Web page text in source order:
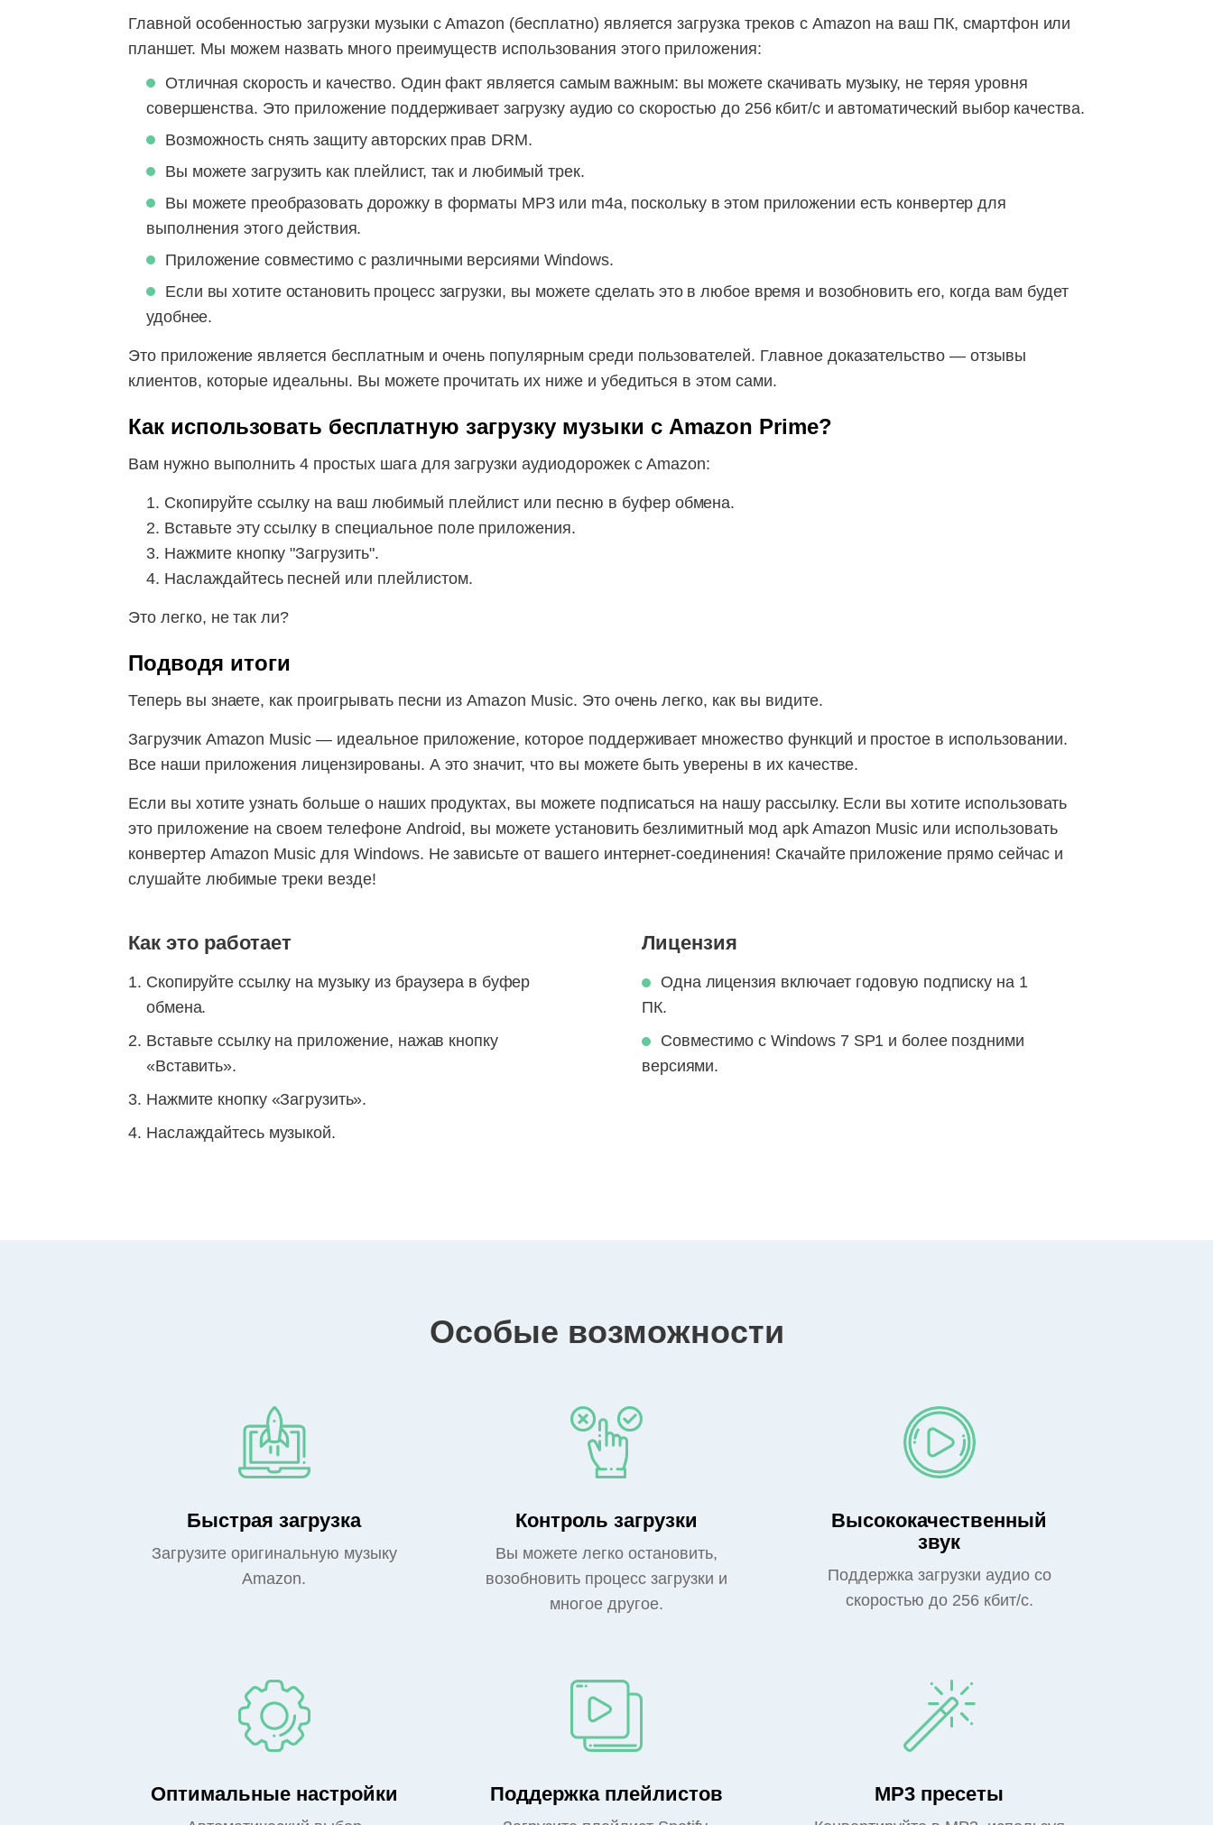
Главной особенностью загрузки музыки с Amazon (бесплатно) является загрузка треков с Amazon на ваш ПК, смартфон или
планшет. Мы можем назвать много преимуществ использования этого приложения:
Отличная скорость и качество. Один факт является самым важным: вы можете скачивать музыку, не теряя уровня
совершенства. Это приложение поддерживает загрузку аудио со скоростью до 256 кбит/с и автоматический выбор качества.
Возможность снять защиту авторских прав DRM.
Вы можете загрузить как плейлист, так и любимый трек.
Вы можете преобразовать дорожку в форматы MP3 или m4a, поскольку в этом приложении есть конвертер для
выполнения этого действия.
Приложение совместимо с различными версиями Windows.
Если вы хотите остановить процесс загрузки, вы можете сделать это в любое время и возобновить его, когда вам будет
удобнее.
Это приложение является бесплатным и очень популярным среди пользователей. Главное доказательство — отзывы
клиентов, которые идеальны. Вы можете прочитать их ниже и убедиться в этом сами.
Как использовать бесплатную загрузку музыки с Amazon Prime?
Вам нужно выполнить 4 простых шага для загрузки аудиодорожек с Amazon:
Скопируйте ссылку на ваш любимый плейлист или песню в буфер обмена.
Вставьте эту ссылку в специальное поле приложения.
Нажмите кнопку "Загрузить".
Наслаждайтесь песней или плейлистом.
Это легко, не так ли?
Подводя итоги
Теперь вы знаете, как проигрывать песни из Amazon Music. Это очень легко, как вы видите.
Загрузчик Amazon Music — идеальное приложение, которое поддерживает множество функций и простое в использовании.
Все наши приложения лицензированы. А это значит, что вы можете быть уверены в их качестве.
Если вы хотите узнать больше о наших продуктах, вы можете подписаться на нашу рассылку. Если вы хотите использовать
это приложение на своем телефоне Android, вы можете установить безлимитный мод apk Amazon Music или использовать
конвертер Amazon Music для Windows. Не зависьте от вашего интернет-соединения! Скачайте приложение прямо сейчас и
слушайте любимые треки везде!
Как это работает
Скопируйте ссылку на музыку из браузера в буфер
обмена.
Вставьте ссылку на приложение, нажав кнопку
«Вставить».
Нажмите кнопку «Загрузить».
Наслаждайтесь музыкой.
Лицензия
Одна лицензия включает годовую подписку на 1
ПК.
Совместимо с Windows 7 SP1 и более поздними
версиями.
Особые возможности
Быстрая загрузка
Загрузите оригинальную музыку
Amazon.
Контроль загрузки
Вы можете легко остановить,
возобновить процесс загрузки и
многое другое.
Высококачественный
звук
Поддержка загрузки аудио со
скоростью до 256 кбит/с.
Оптимальные настройки Поддержка плейлистов MP3 пресеты